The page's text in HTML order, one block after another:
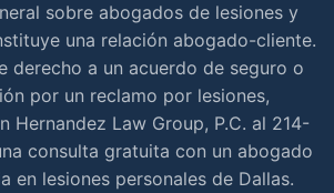
sobre abogados de lesiones y
una relación abogado-cliente.
derecho a un acuerdo de seguro o
por un reclamo por lesiones,
Hernandez Law Group, P.C. al 214-
consulta gratuita con un abogado
en lesiones personales de Dallas.